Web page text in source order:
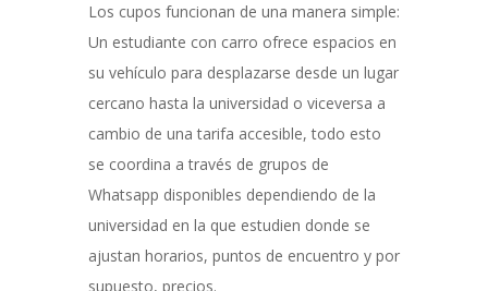
Los cupos funcionan de una manera simple:
Un estudiante con carro ofrece espacios en
su vehículo para desplazarse desde un lugar
cercano hasta la universidad o viceversa a
cambio de una tarifa accesible, todo esto
se coordina a través de grupos de
Whatsapp disponibles dependiendo de la
universidad en la que estudien donde se
ajustan horarios, puntos de encuentro y por
supuesto, precios.